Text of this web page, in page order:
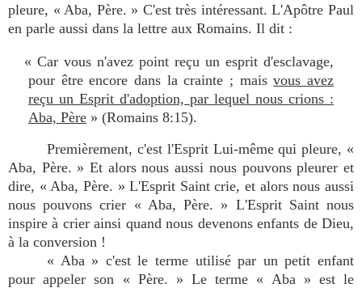
pleure, « Aba, Père. » C'est très intéressant. L'Apôtre Paul
en parle aussi dans la lettre aux Romains. Il dit :
« Car vous n'avez point reçu un esprit d'esclavage,
pour être encore dans la crainte ; maisvous avez
reçu un Esprit d'adoption, par lequel nous crions :
Aba, Père » (Romains 8:15).
Premièrement, c'est l'Esprit Lui-même qui pleure, «
Aba, Père. » Et alors nous aussi nous pouvons pleurer et
dire, « Aba, Père. » L'Esprit Saint crie, et alors nous aussi
nous pouvons crier « Aba, Père. » L'Esprit Saint nous
inspire à crier ainsi quand nous devenons enfants de Dieu,
à la conversion !
« Aba » c'est le terme utilisé par un petit enfant
pour appeler son « Père. » Le terme « Aba » est le